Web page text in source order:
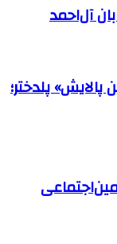
آل‌احمد
پلدختر؛